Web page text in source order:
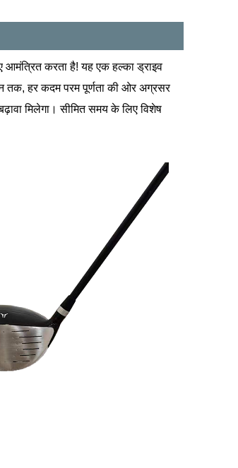
आमंत्रित करता है! यह एक हल्का ड्राइव
तक, हर कदम परम पूर्णता की ओर अग्रसर
मिलेगा। सीमित समय के लिए विशेष